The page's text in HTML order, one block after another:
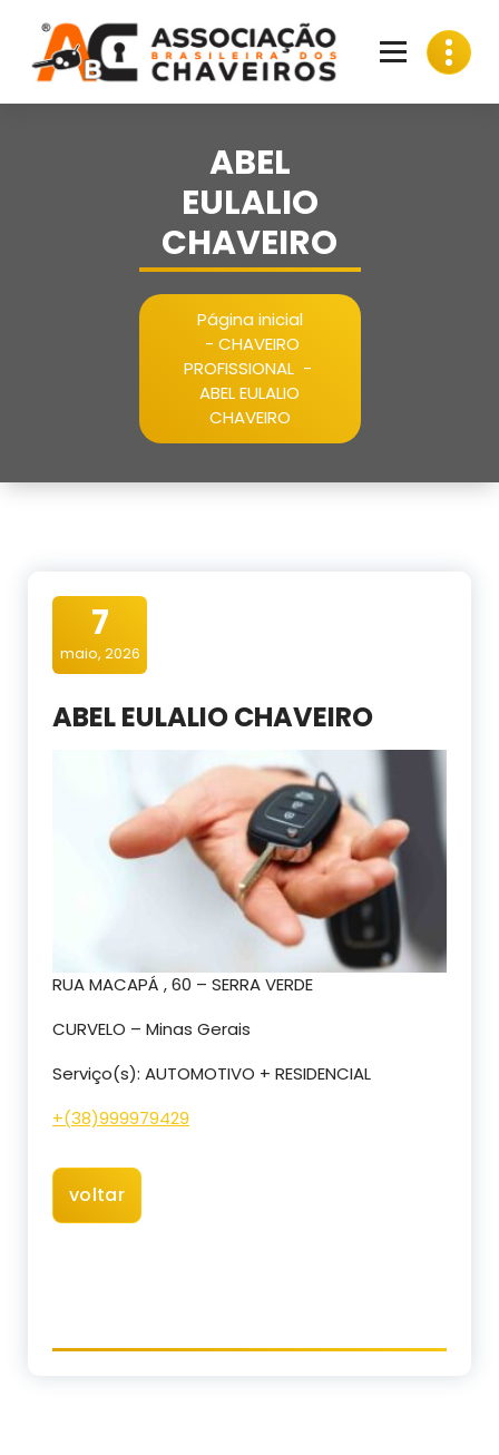
conteúdo
ABEL
EULALIO
CHAVEIRO
Página inicial
- CHAVEIRO
PROFISSIONAL-
ABEL EULALIO
CHAVEIRO
7
maio, 2026
ABEL EULALIO CHAVEIRO
RUA MACAPÁ , 60 – SERRA VERDE
CURVELO – Minas Gerais
Serviço(s): AUTOMOTIVO + RESIDENCIAL
+(38)999979429
voltar